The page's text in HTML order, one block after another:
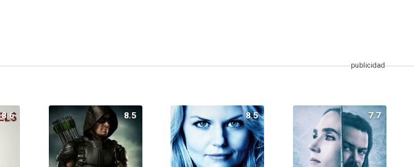
8.6 8.5 8.5 7.7